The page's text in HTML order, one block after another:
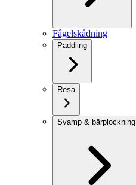
Fågelskådning
Paddling
Resa
Svamp & bärplockning